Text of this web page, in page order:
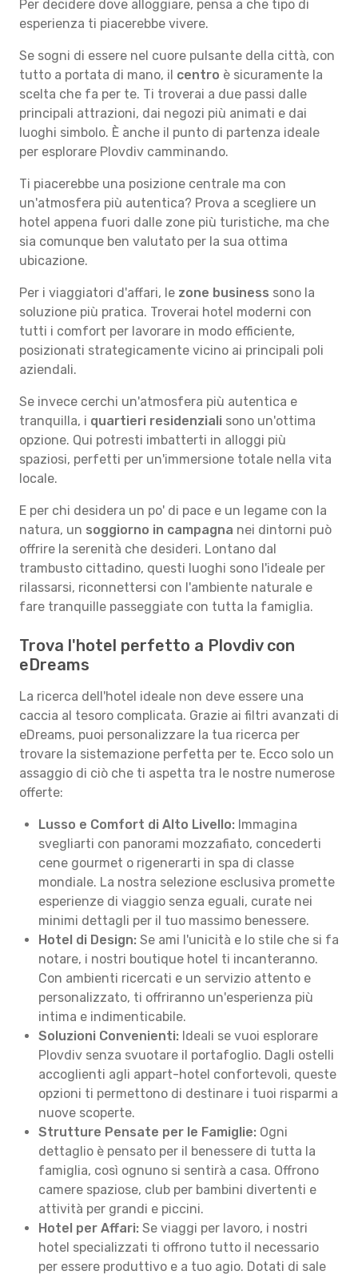
Per decidere dove alloggiare, pensa a che tipo di
esperienza ti piacerebbe vivere.
Se sogni di essere nel cuore pulsante della città, con
tutto a portata di mano, il centro è sicuramente la
scelta che fa per te. Ti troverai a due passi dalle
principali attrazioni, dai negozi più animati e dai
luoghi simbolo. È anche il punto di partenza ideale
per esplorare Plovdiv camminando.
Ti piacerebbe una posizione centrale ma con
un'atmosfera più autentica? Prova a scegliere un
hotel appena fuori dalle zone più turistiche, ma che
sia comunque ben valutato per la sua ottima
ubicazione.
Per i viaggiatori d'affari, le zone business sono la
soluzione più pratica. Troverai hotel moderni con
tutti i comfort per lavorare in modo efficiente,
posizionati strategicamente vicino ai principali poli
aziendali.
Se invece cerchi un'atmosfera più autentica e
tranquilla, i quartieri residenziali sono un'ottima
opzione. Qui potresti imbatterti in alloggi più
spaziosi, perfetti per un'immersione totale nella vita
locale.
E per chi desidera un po' di pace e un legame con la
natura, un soggiorno in campagna nei dintorni può
offrire la serenità che desideri. Lontano dal
trambusto cittadino, questi luoghi sono l'ideale per
rilassarsi, riconnettersi con l'ambiente naturale e
fare tranquille passeggiate con tutta la famiglia.
Trova l'hotel perfetto a Plovdiv con
eDreams
La ricerca dell'hotel ideale non deve essere una
caccia al tesoro complicata. Grazie ai filtri avanzati di
eDreams, puoi personalizzare la tua ricerca per
trovare la sistemazione perfetta per te. Ecco solo un
assaggio di ciò che ti aspetta tra le nostre numerose
offerte:
Lusso e Comfort di Alto Livello: Immagina
svegliarti con panorami mozzafiato, concederti
cene gourmet o rigenerarti in spa di classe
mondiale. La nostra selezione esclusiva promette
esperienze di viaggio senza eguali, curate nei
minimi dettagli per il tuo massimo benessere.
Hotel di Design: Se ami l'unicità e lo stile che si fa
notare, i nostri boutique hotel ti incanteranno.
Con ambienti ricercati e un servizio attento e
personalizzato, ti offriranno un'esperienza più
intima e indimenticabile.
Soluzioni Convenienti: Ideali se vuoi esplorare
Plovdiv senza svuotare il portafoglio. Dagli ostelli
accoglienti agli appart-hotel confortevoli, queste
opzioni ti permettono di destinare i tuoi risparmi a
nuove scoperte.
Strutture Pensate per le Famiglie: Ogni
dettaglio è pensato per il benessere di tutta la
famiglia, così ognuno si sentirà a casa. Offrono
camere spaziose, club per bambini divertenti e
attività per grandi e piccini.
Hotel per Affari: Se viaggi per lavoro, i nostri
hotel specializzati ti offrono tutto il necessario
per essere produttivo e a tuo agio. Dotati di sale